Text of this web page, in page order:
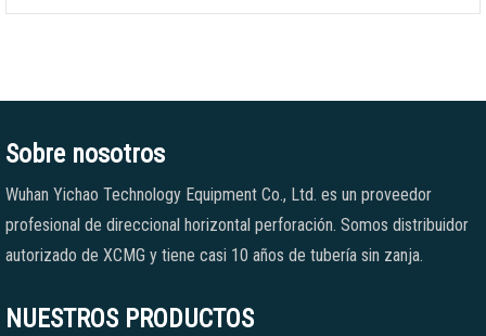
Sobre nosotros
Wuhan Yichao Technology Equipment Co., Ltd. es un proveedor
profesional de direccional horizontal perforación. Somos distribuidor
autorizado de XCMG y tiene casi 10 años de tubería sin zanja.
NUESTROS PRODUCTOS